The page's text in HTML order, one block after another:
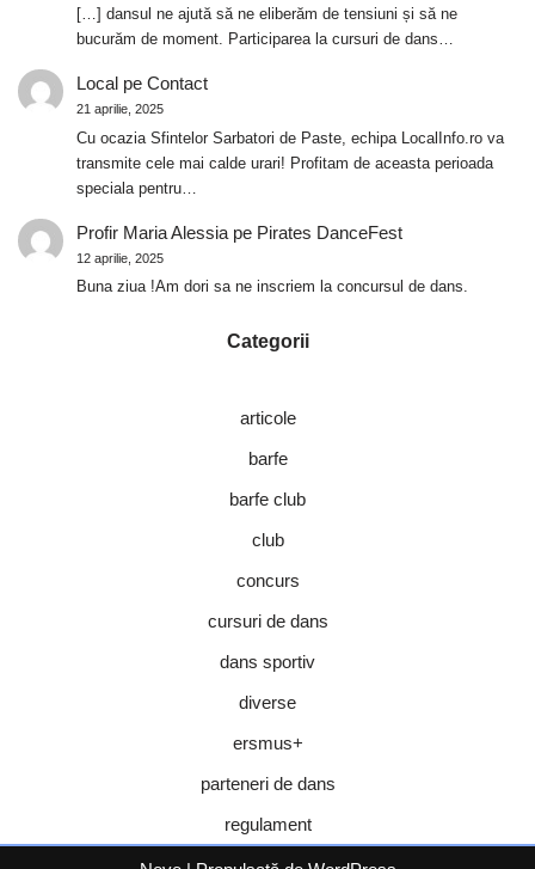
[…] dansul ne ajută să ne eliberăm de tensiuni și să ne
bucurăm de moment. Participarea la cursuri de dans…
Localpe Contact
21 aprilie, 2025
Cu ocazia Sfintelor Sarbatori de Paste, echipa LocalInfo.ro va
transmite cele mai calde urari! Profitam de aceasta perioada
speciala pentru…
Profir Maria Alessiape Pirates DanceFest
12 aprilie, 2025
Buna ziua !Am dori sa ne inscriem la concursul de dans.
Categorii
articole
barfe
barfe club
club
concurs
cursuri de dans
dans sportiv
diverse
ersmus+
parteneri de dans
regulament